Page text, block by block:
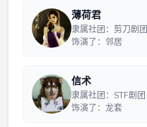
薄荷君
隶属社团：剪刀剧团
饰演了：邻居
信术
隶属社团：STF剧团
饰演了：龙套